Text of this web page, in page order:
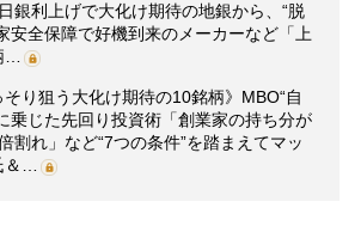
銀利上げで大化け期待の地銀から、“脱
安全保障で好機到来のメーカーなど「上
…
そり狙う大化け期待の10銘柄》MBO“自
乗じた先回り投資術「創業家の持ち分が
割れ」など“7つの条件”を踏まえてマッ
＆…